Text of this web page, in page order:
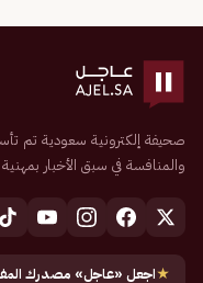
والمنافسة في سبق الأخبار
★اجعل «عاجل» مصدرك